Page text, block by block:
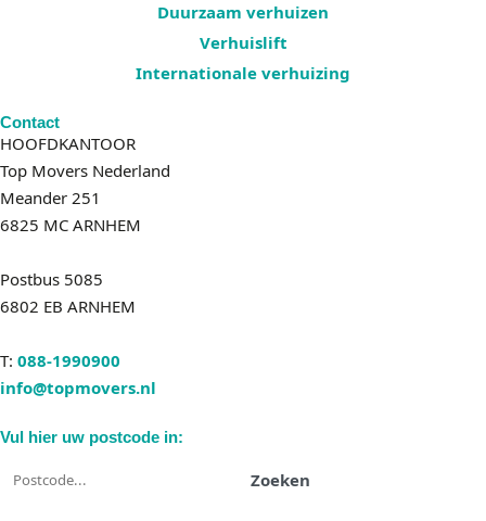
Duurzaam verhuizen
Verhuislift
Internationale verhuizing
Contact
HOOFDKANTOOR
Top Movers Nederland
Meander 251
6825 MC ARNHEM
Postbus 5085
6802 EB ARNHEM
T: 088-1990900
info@topmovers.nl
Vul hier uw postcode in:
Zoeken